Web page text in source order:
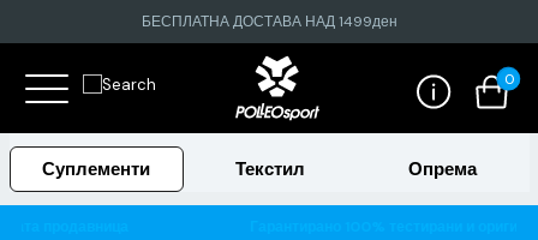
БЕСПЛАТНА ДОСТАВА НАД 1499ден
0
Суплементи Текстил Опрема